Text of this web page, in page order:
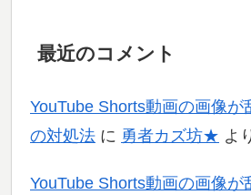
最近のコメント
YouTube Shorts動画の画像が
の対処法 に 勇者カズ坊★ よ
YouTube Shorts動画の画像が